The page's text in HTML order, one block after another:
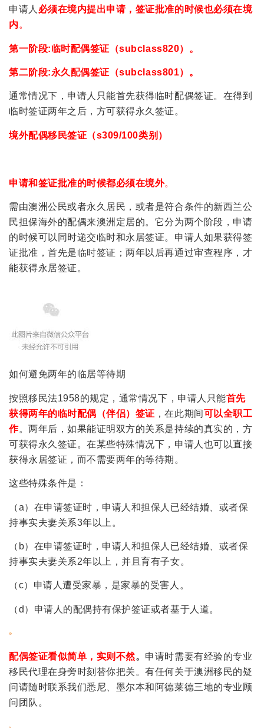
申请人 必须在境内提出申请，签证批准的时候也必须在境
内 。
第一阶段:临时配偶签证（subclass820）。
第二阶段:永久配偶签证（subclass801）。
通常情况下，申请人只能首先获得临时配偶签证。在得到
临时签证两年之后，方可获得永久签证。
境外配偶移民签证（s309/100类别）
申请和签证批准的时候都必须在境外。
需由澳洲公民或者永久居民，或者是符合条件的新西兰公
民担保海外的配偶来澳洲定居的。它分为两个阶段，申请
的时候可以同时递交临时和永居签证。申请人如果获得签
证批准，首先是临时签证；两年以后再通过审查程序，才
能获得永居签证。
如何避免两年的临居等待期
按照移民法1958的规定，通常情况下，申请人只能首先
获得两年的临时配偶（伴侣）签证 ，在此期间可以全职工
作。两年后，如果能证明双方的关系是持续的真实的，方
可获得永久签证。在某些特殊情况下，申请人也可以直接
获得永居签证，而不需要两年的等待期。
这些特殊条件是：
（a）在申请签证时，申请人和担保人已经结婚、或者保
持事实夫妻关系3年以上。
（b）在申请签证时，申请人和担保人已经结婚、或者保
持事实夫妻关系2年以上，并且育有子女。
（c）申请人遭受家暴，是家暴的受害人。
（d）申请人的配偶持有保护签证或者基于人道。
配偶签证看似简单，实则不然。 申请时需要有经验的专业
移民代理在身旁时刻替你把关。有任何关于澳洲移民的疑
问请随时联系我们悉尼、墨尔本和阿德莱德三地的专业顾
问团队。